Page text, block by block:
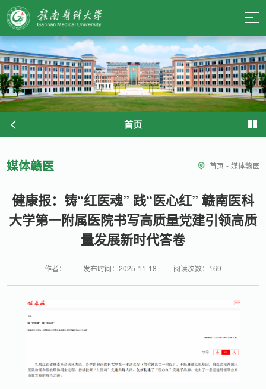
首页
媒体赣医 首页 - 媒体赣医
健康报：铸“红医魂” 践“医心红” 赣南医科
大学第一附属医院书写高质量党建引领高质
量发展新时代答卷
作者： 发布时间：2025-11-18 阅读次数： 169